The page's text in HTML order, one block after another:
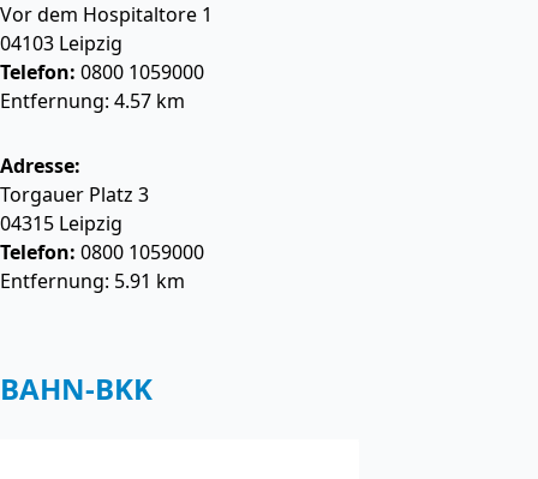
Vor dem Hospitaltore 1
04103 Leipzig
Telefon: 0800 1059000
Entfernung: 4.57 km
Adresse:
Torgauer Platz 3
04315 Leipzig
Telefon: 0800 1059000
Entfernung: 5.91 km
BAHN-BKK